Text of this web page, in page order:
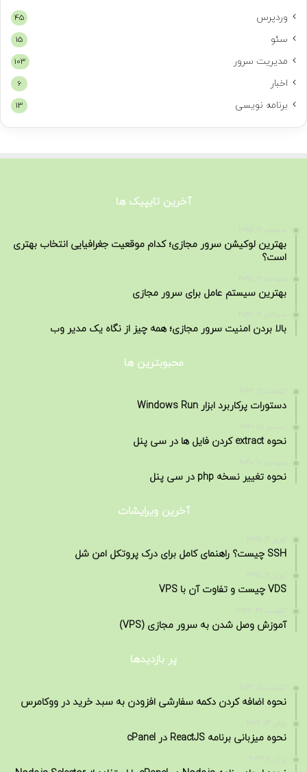
وردپرس 45
سئو 15
مدیریت سرور 103
اخبار 6
برنامه نویسی 13
آخرین تایپیک ها
بهترین لوکیشن سرور مجازی؛ کدام موقعیت جغرافیایی انتخاب بهتری
است؟
بهترین سیستم عامل برای سرور مجازی
بالا بردن امنیت سرور مجازی؛ همه چیز از نگاه یک مدیر وب
محبوبترین ها
آگوست 21, 2022
دستورات پرکاربرد ابزار Windows Run
نحوه extract کردن فایل ها در سی پنل
نحوه تغییر نسخه php در سی پنل
آخرین ویرایشات
SSH چیست؟ راهنمای کامل برای درک پروتکل امن شل
VDS چیست و تفاوت آن با VPS
آگوست 29, 2023
آموزش وصل شدن به سرور مجازی (VPS)
پر بازدیدها
آگوست 15, 2022
نحوه اضافه کردن دکمه سفارشی افزودن به سبد خرید در ووکامرس
نحوه میزبانی برنامه ReactJS در cPanel